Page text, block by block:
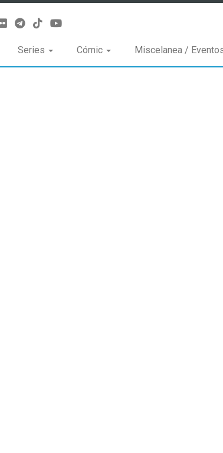
Series Cómic Miscelanea /